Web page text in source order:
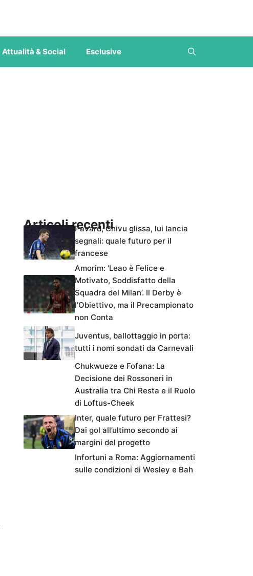
Attualità & Social Esclusive
Articoli recentiPavard, Chivu glissa, lui lancia
segnali: quale futuro per il
francese
Amorim: ‘Leao è Felice e
Motivato, Soddisfatto della
Squadra del Milan’. Il Derby è
l’Obiettivo, ma il Precampionato
non Conta
Juventus, ballottaggio in porta:
tutti i nomi sondati da Carnevali
Chukwueze e Fofana: La
Decisione dei Rossoneri in
Australia tra Chi Resta e il Ruolo
di Loftus-Cheek
Inter, quale futuro per Frattesi?
Dai gol all’ultimo secondo ai
margini del progetto
Infortuni a Roma: Aggiornamenti
sulle condizioni di Wesley e Bah